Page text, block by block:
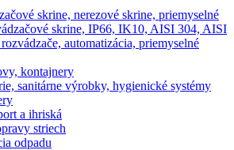
skrine, nerezové skrine, priemyselné
skrine, IP66, IK10, AISI 304, AISI
automatizácia, priemyselné
kontajnery
sanitárne výrobky, hygienické systémy
a ihriská
striech
odpadu